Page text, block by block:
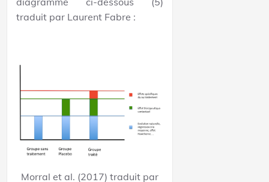
traduit par Laurent Fabre :
Morral et al. (2017) traduit par